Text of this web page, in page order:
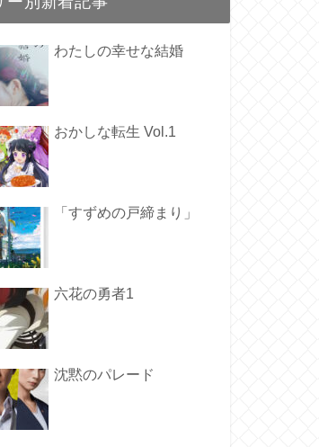
わたしの幸せな結婚
おかしな転生 Vol.1
「すずめの戸締まり」
六花の勇者1
沈黙のパレード